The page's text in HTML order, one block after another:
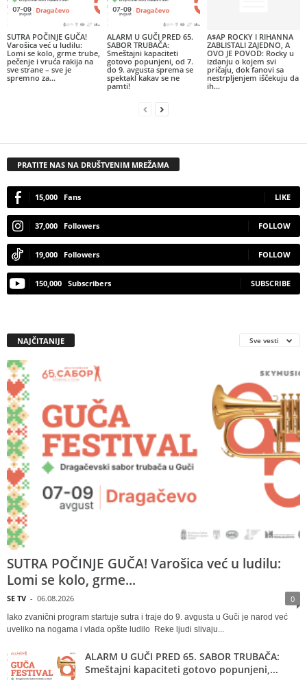
SUTRA POČINJE GUČA!
Varošica već u ludilu:
Lomi se kolo, grme trube,
pečenje i vruća rakija na
sve strane – sve je
spremno za...
ALARM U GUČI PRED 65.
SABOR TRUBAČA:
Smeštajni kapaciteti
gotovo popunjeni, od 7.
do 9. avgusta sprema se
spektakl kakav se ne
pamti!
A$AP ROCKY I RIHANNA
ZABLISTALI ZAJEDNO, A
OVO JE POVOD: Rocky u
izdanju o kojem svi
pričaju, dok fanovi sa
nestrpljenjem iščekuju da
ih...
PRATITE NAS NA DRUŠTVENIM MREŽAMA
15,000 Fans LIKE
37,000 Followers FOLLOW
19,000 Followers FOLLOW
150,000 Subscribers SUBSCRIBE
NAJČITANIJE Sve vesti
SUTRA POČINJE GUČA! Varošica već u ludilu:
Lomi se kolo, grme...
SE TV - 06.08.2026 0
Iako zvanični program startuje sutra i traje do 9. avgusta u Guči je narod već
uveliko na nogama i vlada opšte ludilo Reke ljudi slivaju...
ALARM U GUČI PRED 65. SABOR TRUBAČA:
Smeštajni kapaciteti gotovo popunjeni,...